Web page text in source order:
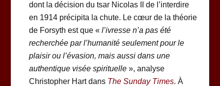
dont la décision du tsar Nicolas II de l’interdire
en 1914 précipita la chute. Le cœur de la théorie
de Forsyth est que « l’ivresse n’a pas été
recherchée par l’humanité seulement pour le
plaisir ou l’évasion, mais aussi dans une
authentique visée spirituelle», analyse
Christopher Hart dans The Sunday Times. À